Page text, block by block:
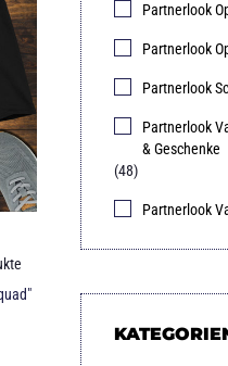
Partnerlook
Partnerlook
Partnerlook
Partnerlook
& Geschenke
(48)
Partnerlook